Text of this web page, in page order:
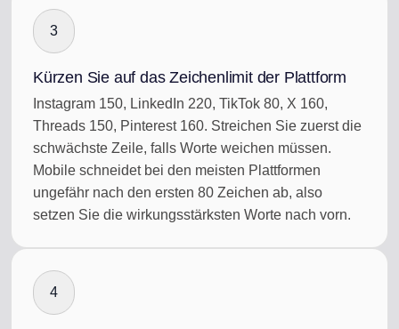
3
Kürzen Sie auf das Zeichenlimit der Plattform
Instagram 150, LinkedIn 220, TikTok 80, X 160,
Threads 150, Pinterest 160. Streichen Sie zuerst die
schwächste Zeile, falls Worte weichen müssen.
Mobile schneidet bei den meisten Plattformen
ungefähr nach den ersten 80 Zeichen ab, also
setzen Sie die wirkungsstärksten Worte nach vorn.
4